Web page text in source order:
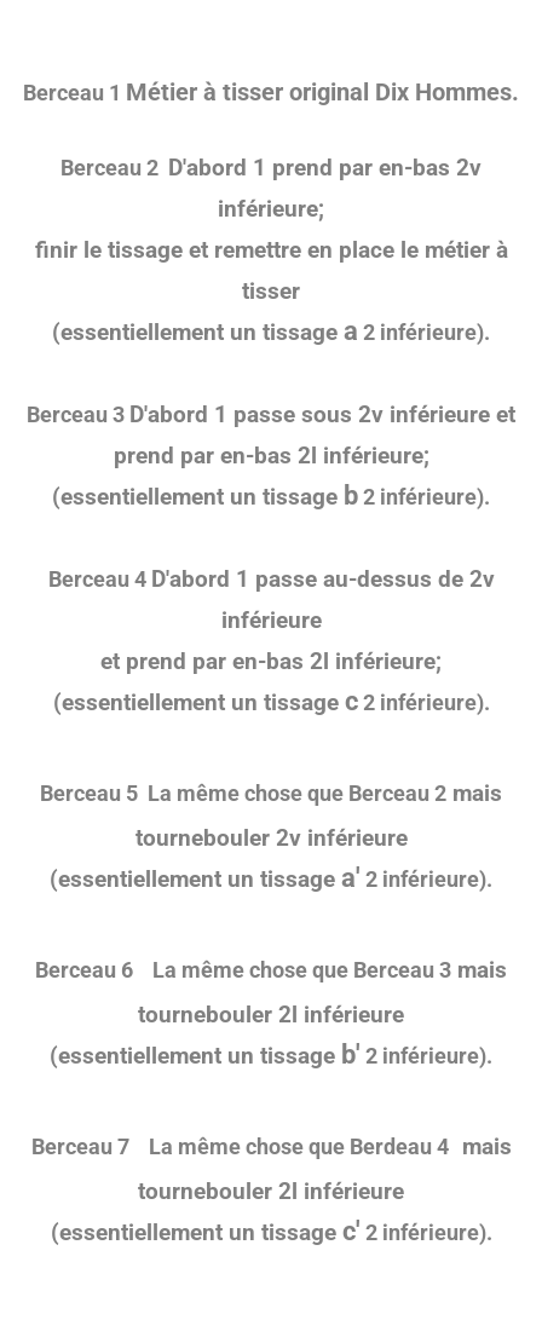
Berceau 1 Métier à tisser original Dix Hommes.
Berceau 2 D'abord 1 prend par en-bas 2v
inférieure;
finir le tissage et remettre en place le métier à
tisser
(essentiellement un tissage a 2 inférieure).
Berceau 3 D'abord 1 passe sous 2v inférieure et
prend par en-bas 2l inférieure;
(essentiellement un tissage b2 inférieure).
Berceau 4 D'abord 1 passe au-dessus de 2v
inférieure
et prend par en-bas 2l inférieure;
(essentiellement un tissage c2 inférieure).
Berceau 5 La même chose que Berceau 2 mais
tournebouler 2v inférieure
(essentiellement un tissage a' 2 inférieure).
Berceau 6 La même chose que Berceau 3 mais
tournebouler 2l inférieure
(essentiellement un tissage b' 2 inférieure).
Berceau 7 La même chose que Berdeau 4 mais
tournebouler 2l inférieure
(essentiellement un tissage c' 2 inférieure).